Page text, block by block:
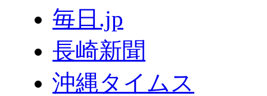
毎日.jp
長崎新聞
沖縄タイムス